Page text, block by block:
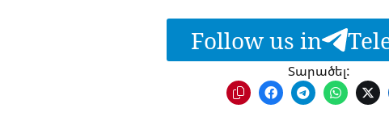
Follow us in
Տարածել: